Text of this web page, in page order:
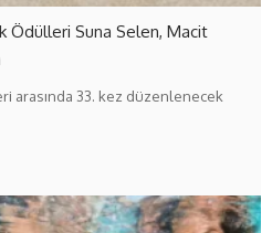
Ödülleri Suna Selen, Macit
arasında 33. kez düzenlenecek